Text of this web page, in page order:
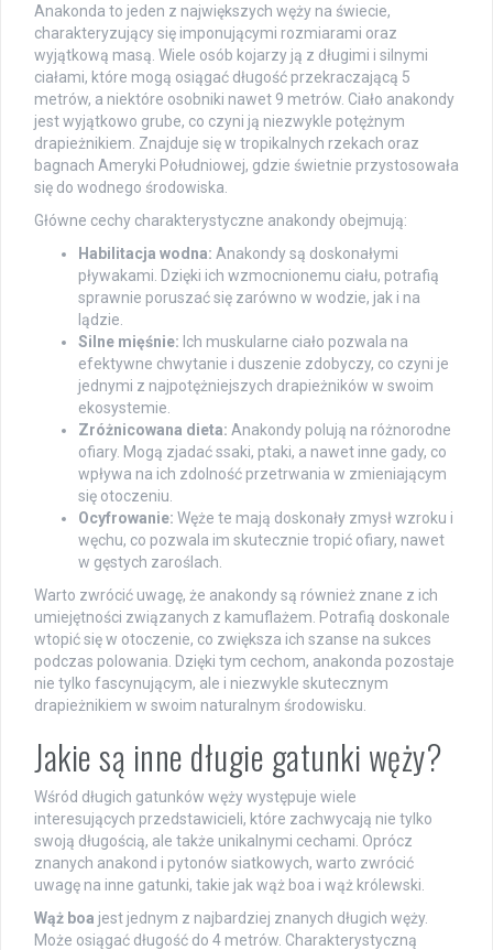
Anakonda to jeden z największych węży na świecie,
charakteryzujący się imponującymi rozmiarami oraz
wyjątkową masą. Wiele osób kojarzy ją z długimi i silnymi
ciałami, które mogą osiągać długość przekraczającą 5
metrów, a niektóre osobniki nawet 9 metrów. Ciało anakondy
jest wyjątkowo grube, co czyni ją niezwykle potężnym
drapieżnikiem. Znajduje się w tropikalnych rzekach oraz
bagnach Ameryki Południowej, gdzie świetnie przystosowała
się do wodnego środowiska.
Główne cechy charakterystyczne anakondy obejmują:
Habilitacja wodna: Anakondy są doskonałymi
pływakami. Dzięki ich wzmocnionemu ciału, potrafią
sprawnie poruszać się zarówno w wodzie, jak i na
lądzie.
Silne mięśnie: Ich muskularne ciało pozwala na
efektywne chwytanie i duszenie zdobyczy, co czyni je
jednymi z najpotężniejszych drapieżników w swoim
ekosystemie.
Zróżnicowana dieta: Anakondy polują na różnorodne
ofiary. Mogą zjadać ssaki, ptaki, a nawet inne gady, co
wpływa na ich zdolność przetrwania w zmieniającym
się otoczeniu.
Ocyfrowanie: Węże te mają doskonały zmysł wzroku i
węchu, co pozwala im skutecznie tropić ofiary, nawet
w gęstych zaroślach.
Warto zwrócić uwagę, że anakondy są również znane z ich
umiejętności związanych z kamuflażem. Potrafią doskonale
wtopić się w otoczenie, co zwiększa ich szanse na sukces
podczas polowania. Dzięki tym cechom, anakonda pozostaje
nie tylko fascynującym, ale i niezwykle skutecznym
drapieżnikiem w swoim naturalnym środowisku.
Jakie są inne długie gatunki węży?
Wśród długich gatunków węży występuje wiele
interesujących przedstawicieli, które zachwycają nie tylko
swoją długością, ale także unikalnymi cechami. Oprócz
znanych anakond i pytonów siatkowych, warto zwrócić
uwagę na inne gatunki, takie jak wąż boa i wąż królewski.
Wąż boa jest jednym z najbardziej znanych długich węży.
Może osiągać długość do 4 metrów. Charakterystyczną